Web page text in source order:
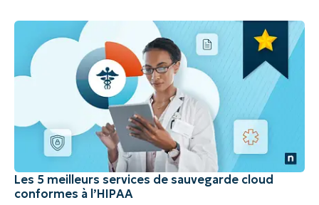
Les 5 meilleurs services de sauvegarde cloud
conformes à l’HIPAA